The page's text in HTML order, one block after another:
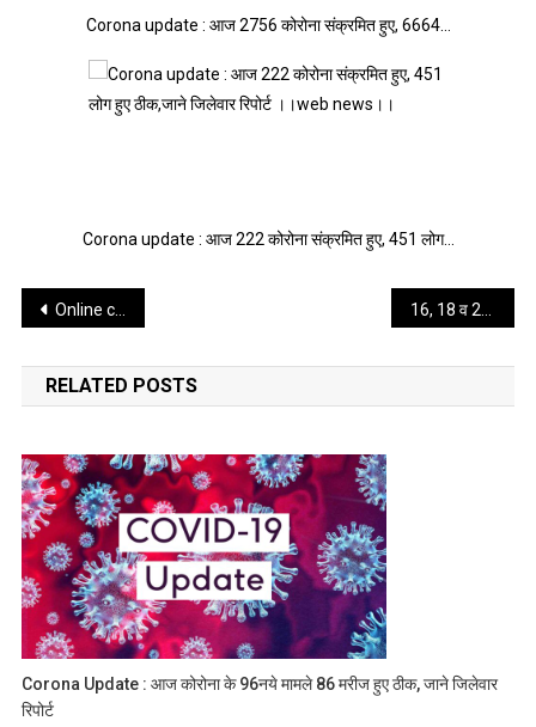
Corona update : आज 2756 कोरोना संक्रमित हुए, 6664…
Corona update : आज 222 कोरोना संक्रमित हुए, 451 लोग…
Post
navigation
Online comptition : स्पेक्स ने ऑनलाइन प्रतियोगिता के रिज़ल्ट घोषित किए ।।web news।।
RELATED POSTS
Corona Update : आज कोरोना के 96नये मामले 86 मरीज हुए ठीक, जाने जिलेवार
रिपोर्ट